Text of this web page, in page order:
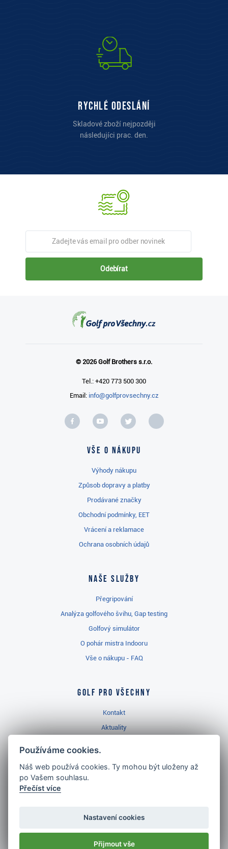
Rychlé odeslání
Skladové zboží nejpozději
následujíci prac. den.
Odebírat
© 2026 Golf Brothers s.r.o.
Tel.: +420 773 500 300
Email: info@golfprovsechny.cz
Vše o nákupu
Výhody nákupu
Způsob dopravy a platby
Prodávané značky
Obchodní podmínky, EET
Vrácení a reklamace
Ochrana osobních údajů
Naše služby
Přegripování
Analýza golfového švihu, Gap testing
Golfový simulátor
O pohár mistra Indooru
Vše o nákupu - FAQ
Golf pro všechny
Kontakt
Aktuality
Golfový slovník
Nejlépe hodnocený
Používáme cookies.
Náš web používá cookies. Ty mohou být uloženy až
po Vašem souhlasu.
Přečíst více
Nastavení cookies
Přijmout vše